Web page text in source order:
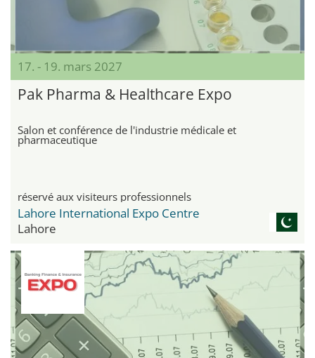
17. - 19. mars 2027
Pak Pharma & Healthcare Expo
Salon et conférence de l'industrie médicale et
pharmaceutique
réservé aux visiteurs professionnels
Lahore International Expo Centre
Lahore